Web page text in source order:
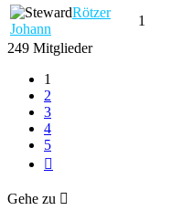
Rötzer
Johann
1
249 Mitglieder
1
2
3
4
5
Gehe zu